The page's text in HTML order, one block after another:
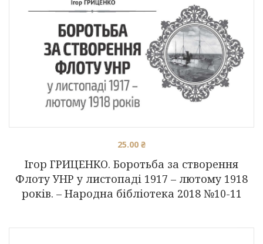
Ігор ГРИЦЕНКО. Боротьба за створення
Флоту УНР у листопаді 1917 – лютому 1918
років. – Народна бібліотека 2018 №10-11
25.00 ₴